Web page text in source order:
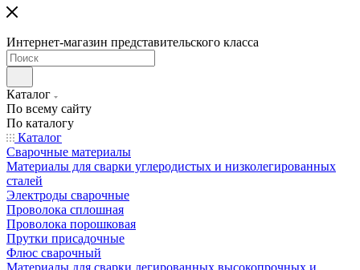
Интернет-магазин представительского класса
Каталог
По всему сайту
По каталогу
Каталог
Сварочные материалы
Материалы для сварки углеродистых и низколегированных
сталей
Электроды сварочные
Проволока сплошная
Проволока порошковая
Прутки присадочные
Флюс сварочный
Материалы для сварки легированных высокопрочных и